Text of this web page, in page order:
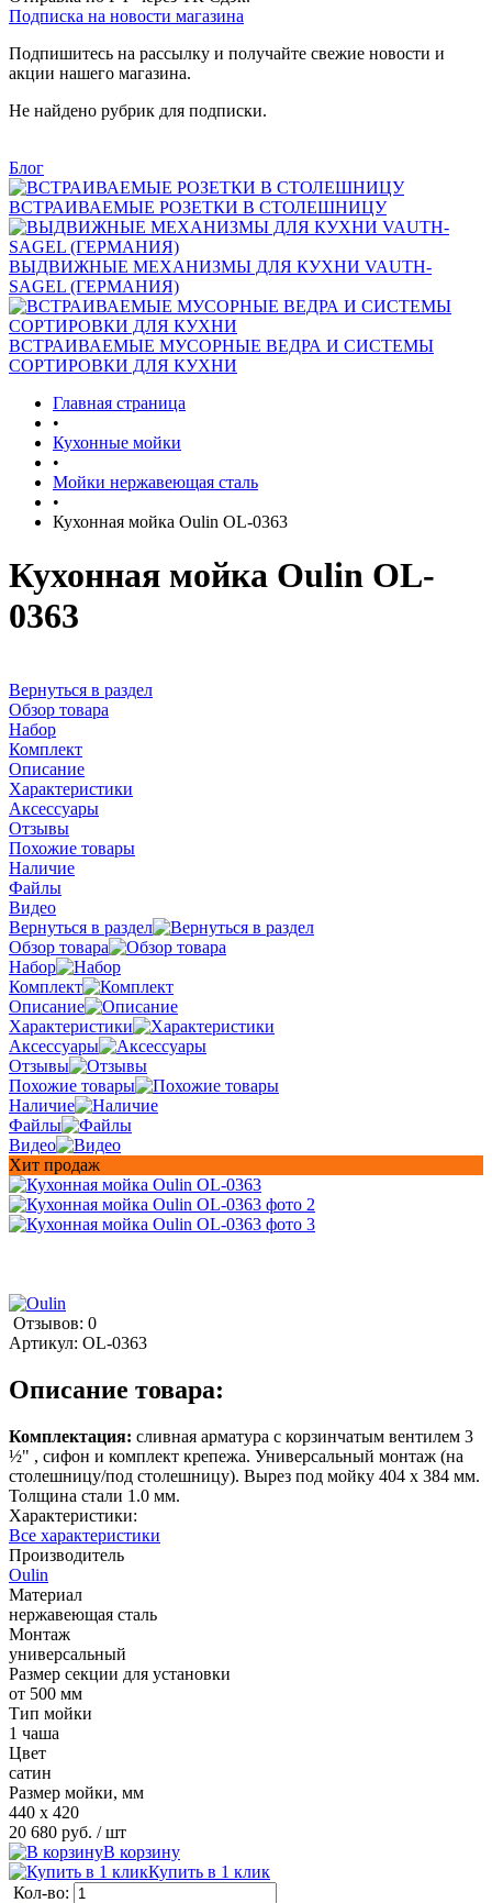
Подписка на новости магазина
Подпишитесь на рассылку и получайте свежие новости и
акции нашего магазина.
Не найдено рубрик для подписки.
Блог
ВСТРАИВАЕМЫЕ РОЗЕТКИ В СТОЛЕШНИЦУ
ВЫДВИЖНЫЕ МЕХАНИЗМЫ ДЛЯ КУХНИ VAUTH-
SAGEL (ГЕРМАНИЯ)
ВСТРАИВАЕМЫЕ МУСОРНЫЕ ВЕДРА И СИСТЕМЫ
СОРТИРОВКИ ДЛЯ КУХНИ
Главная страница
•
Кухонные мойки
•
Мойки нержавеющая сталь
•
Кухонная мойка Oulin OL-0363
Кухонная мойка Oulin OL-
0363
Вернуться в раздел
Обзор товара
Набор
Комплект
Описание
Характеристики
Аксессуары
Отзывы
Похожие товары
Наличие
Файлы
Видео
Вернуться в раздел
Обзор товара
Набор
Комплект
Описание
Характеристики
Аксессуары
Отзывы
Похожие товары
Наличие
Файлы
Видео
Хит продаж
Отзывов: 0
Артикул: OL-0363
Описание товара:
Комплектация: сливная арматура с корзинчатым вентилем 3
½" , сифон и комплект крепежа. Универсальный монтаж (на
столешницу/под столешницу). Вырез под мойку 404 x 384 мм.
Толщина стали 1.0 мм.
Характеристики:
Все характеристики
Производитель
Oulin
Материал
нержавеющая сталь
Монтаж
универсальный
Размер секции для установки
от 500 мм
Тип мойки
1 чаша
Цвет
сатин
Размер мойки, мм
440 х 420
20 680 руб. / шт
В корзину
Купить в 1 клик
Кол-во: